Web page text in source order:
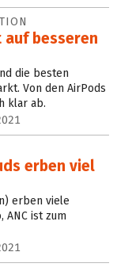
besseren
die besten
Von den AirPods
klar ab.
erben viel
erben viele
ANC ist zum